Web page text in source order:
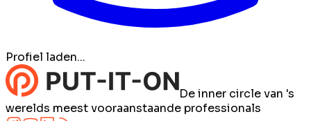
Profiel laden...
De inner circle van 's
werelds meest vooraanstaande professionals